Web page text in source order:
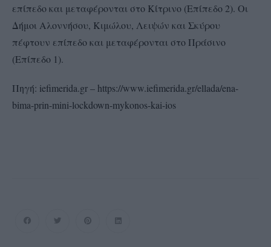
επίπεδο και μεταφέρονται στο Κίτρινο (Επίπεδο 2). Οι
Δήμοι Αλοννήσου, Κιμώλου, Λειψών και Σκύρου
πέφτουν επίπεδο και μεταφέρονται στο Πράσινο
(Επίπεδο 1).
Πηγή: iefimerida.gr – https://www.iefimerida.gr/ellada/ena-
bima-prin-mini-lockdown-mykonos-kai-ios